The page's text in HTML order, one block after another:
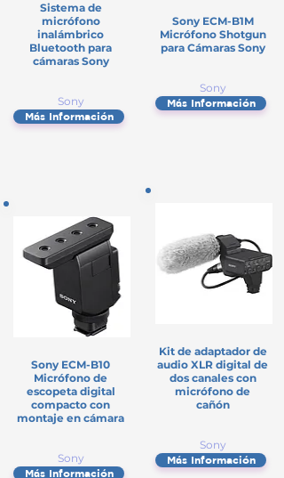
Sistema de
micrófono
inalámbrico
Bluetooth para
cámaras Sony
Sony
Más Información
Sony ECM-B10
Micrófono de
escopeta digital
compacto con
montaje en cámara
Sony
Más Información
Sony ECM-B1M
Micrófono Shotgun
para Cámaras Sony
Sony
Más Información
Kit de adaptador de
audio XLR digital de
dos canales con
micrófono de
cañón
Sony
Más Información